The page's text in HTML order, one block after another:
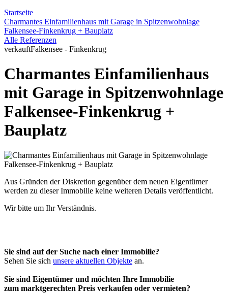
Startseite
Charmantes Einfamilienhaus mit Garage in Spitzenwohnlage
Falkensee-Finkenkrug + Bauplatz
Alle Referenzen
verkauftFalkensee - Finkenkrug
Charmantes Einfamilienhaus
mit Garage in Spitzenwohnlage
Falkensee-Finkenkrug +
Bauplatz
Aus Gründen der Diskretion gegenüber dem neuen Eigentümer
werden zu dieser Immobilie keine weiteren Details veröffentlicht.
Wir bitte um Ihr Verständnis.
Sie sind auf der Suche nach einer Immobilie?
Sehen Sie sich unsere aktuellen Objekte an.
Sie sind Eigentümer und möchten Ihre Immobilie
zum marktgerechten Preis verkaufen oder vermieten?